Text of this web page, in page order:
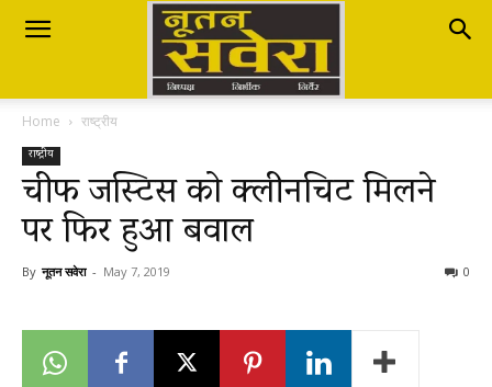
Nutan
Savera
नूतन
Home राष्ट्रीय
राष्ट्रीय
चीफ जस्टिस को क्लीनचिट मिलने
पर फिर हुआ बवाल
By नूतन सवेरा - May 7, 2019 0